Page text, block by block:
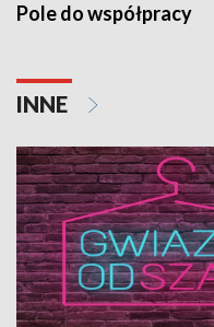
Pole do współpracy
INNE